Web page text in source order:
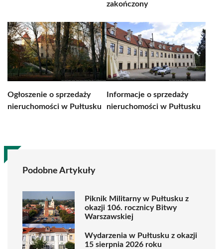
zakończony
Ogłoszenie o sprzedaży
nieruchomości w Pułtusku
Informacje o sprzedaży
nieruchomości w Pułtusku
Podobne Artykuły
Piknik Militarny w Pułtusku z
okazji 106. rocznicy Bitwy
Warszawskiej
Wydarzenia w Pułtusku z okazji
15 sierpnia 2026 roku